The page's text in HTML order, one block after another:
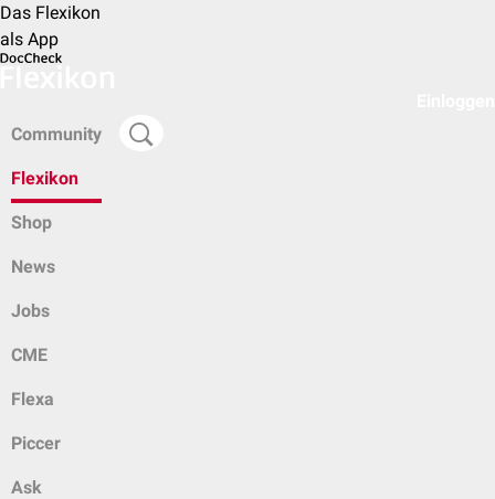
Das Flexikon
als App
Community
Flexikon
Shop
News
Jobs
CME
Flexa
Piccer
Ask